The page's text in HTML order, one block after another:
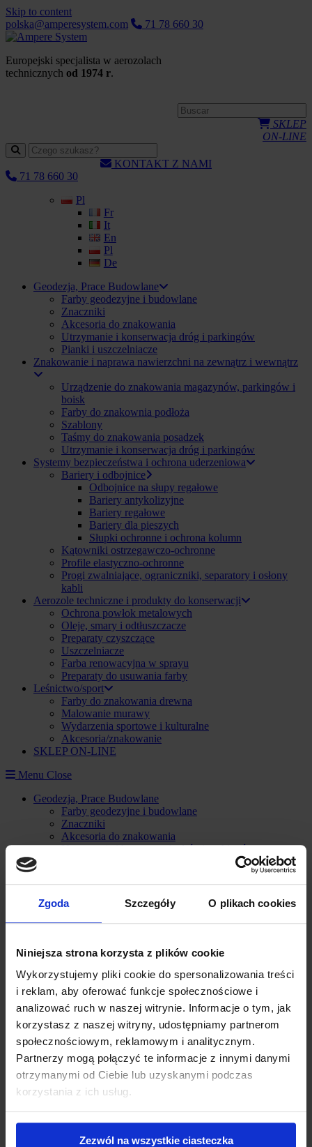
Zgoda Szczegóły O plikach cookies
Niniejsza strona korzysta z plików cookie
Wykorzystujemy pliki cookie do spersonalizowania treści
i reklam, aby oferować funkcje społecznościowe i
analizować ruch w naszej witrynie. Informacje o tym, jak
korzystasz z naszej witryny, udostępniamy partnerom
społecznościowym, reklamowym i analitycznym.
Partnerzy mogą połączyć te informacje z innymi danymi
otrzymanymi od Ciebie lub uzyskanymi podczas
korzystania z ich usług.
Zezwól na wszystkie ciasteczka
Skip to content
polska@amperesystem.com
71 78 660 30
Europejski specjalista w aerozolach
technicznych od 1974 r.
SKLEP
ON-LINE
KONTAKT Z NAMI
71 78 660 30
Pl
Fr
It
En
Pl
De
Geodezja, Prace Budowlane
Farby geodezyjne i budowlane
Znaczniki
Akcesoria do znakowania
Utrzymanie i konserwacja dróg i parkingów
Pianki i uszczelniacze
Znakowanie i naprawa nawierzchni na zewnątrz i wewnątrz
Urządzenie do znakowania magazynów, parkingów i
boisk
Farby do znakownia podłoża
Szablony
Taśmy do znakowania posadzek
Utrzymanie i konserwacja dróg i parkingów
Systemy bezpieczeństwa i ochrona uderzeniowa
Bariery i odbojnice
Odbojnice na słupy regałowe
Bariery antykolizyjne
Bariery regałowe
Bariery dla pieszych
Słupki ochronne i ochrona kolumn
Kątowniki ostrzegawczo-ochronne
Profile elastyczno-ochronne
Progi zwalniające, ograniczniki, separatory i osłony
kabli
Aerozole techniczne i produkty do konserwacji
Ochrona powłok metalowych
Oleje, smary i odtłuszczacze
Preparaty czyszczące
Uszczelniacze
Farba renowacyjna w sprayu
Preparaty do usuwania farby
Leśnictwo/sport
Farby do znakowania drewna
Malowanie murawy
Wydarzenia sportowe i kulturalne
Akcesoria/znakowanie
SKLEP ON-LINE
Menu Close
Geodezja, Prace Budowlane
Farby geodezyjne i budowlane
Znaczniki
Akcesoria do znakowania
Utrzymanie i konserwacja dróg i parkingów
Znakowanie i naprawa nawierzchni na zewnątrz i wewnątrz
Urządzenie do znakowania magazynów, parkingów i
boisk
Farby do znakownia podłoża
Szablony
Utrzymanie i konserwacja dróg i parkingów
Systemy bezpieczeństwa i ochrona uderzeniowa
Bariery i odbojnice
Odbojnice na słupy regałowe
Bariery antykolizyjne
Bariery regałowe
Bariery dla pieszych
Słupki ochronne i ochrona kolumn
Kątowniki ostrzegawczo-ochronne
Profile elastyczno-ochronne
Progi zwalniające, ograniczniki, separatory i osłony
kabli
Aerozole techniczne i produkty do konserwacji
Ochrona powłok metalowych
Oleje, smary i odtłuszczacze
Preparaty czyszczące